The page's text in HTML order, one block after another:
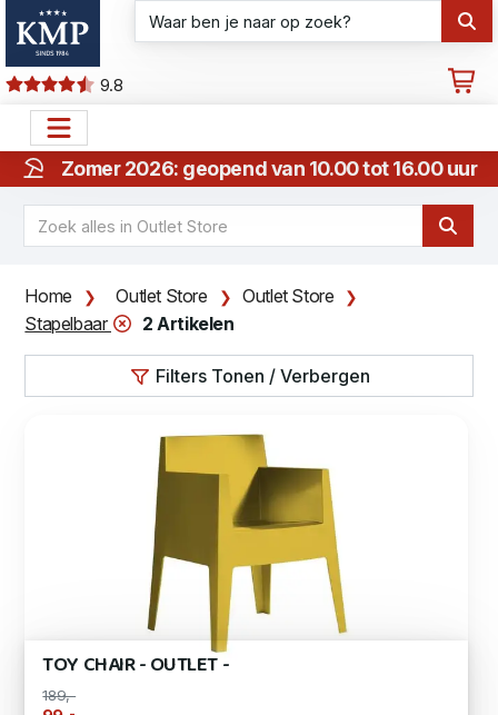
9.8
Zomer 2026: geopend van 10.00 tot 16.00 uur
Home Outlet Store
Outlet Store
Stapelbaar
2 Artikelen
Filters Tonen / Verbergen
TOY CHAIR - OUTLET -
189,-